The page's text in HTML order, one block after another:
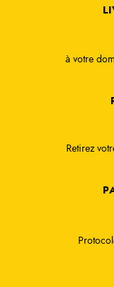
à votre
Retirez